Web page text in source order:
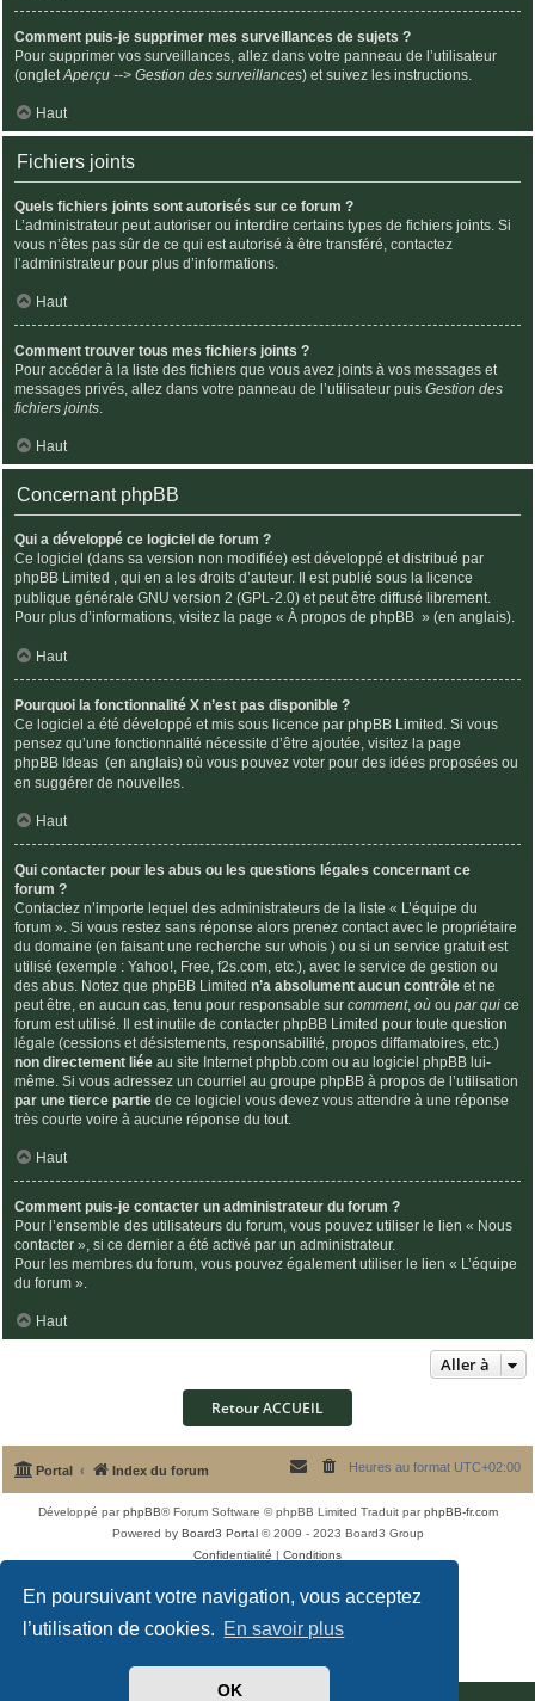
En poursuivant votre navigation, vous acceptez
l’utilisation de cookies. En savoir plus
OK
Comment puis-je supprimer mes surveillances de sujets ?
Pour supprimer vos surveillances, allez dans votre panneau de l’utilisateur
(ongletAperçu --> Gestion des surveillances) et suivez les instructions.
Haut
Fichiers joints
Quels fichiers joints sont autorisés sur ce forum ?
L’administrateur peut autoriser ou interdire certains types de fichiers joints. Si
vous n’êtes pas sûr de ce qui est autorisé à être transféré, contactez
l’administrateur pour plus d’informations.
Haut
Comment trouver tous mes fichiers joints ?
Pour accéder à la liste des fichiers que vous avez joints à vos messages et
messages privés, allez dans votre panneau de l’utilisateur puis Gestion des
fichiers joints.
Haut
Concernant phpBB
Qui a développé ce logiciel de forum ?
Ce logiciel (dans sa version non modifiée) est développé et distribué par
phpBB Limited , qui en a les droits d’auteur. Il est publié sous la licence
publique générale GNU version 2 (GPL-2.0) et peut être diffusé librement.
Pour plus d’informations, visitez la page « À propos de phpBB » (en anglais).
Haut
Pourquoi la fonctionnalité X n’est pas disponible ?
Ce logiciel a été développé et mis sous licence par phpBB Limited. Si vous
pensez qu’une fonctionnalité nécessite d’être ajoutée, visitez la page
phpBB Ideas (en anglais) où vous pouvez voter pour des idées proposées ou
en suggérer de nouvelles.
Haut
Qui contacter pour les abus ou les questions légales concernant ce
forum ?
Contactez n’importe lequel des administrateurs de la liste « L’équipe du
forum ». Si vous restez sans réponse alors prenez contact avec le propriétaire
du domaine (en faisant une recherche sur whois ) ou si un service gratuit est
utilisé (exemple : Yahoo!, Free, f2s.com, etc.), avec le service de gestion ou
des abus. Notez que phpBB Limited n’a absolument aucun contrôle et ne
peut être, en aucun cas, tenu pour responsable sur comment, où ou par qui ce
forum est utilisé. Il est inutile de contacter phpBB Limited pour toute question
légale (cessions et désistements, responsabilité, propos diffamatoires, etc.)
non directement liée au site Internet phpbb.com ou au logiciel phpBB lui-
même. Si vous adressez un courriel au groupe phpBB à propos de l’utilisation
par une tierce partie de ce logiciel vous devez vous attendre à une réponse
très courte voire à aucune réponse du tout.
Haut
Comment puis-je contacter un administrateur du forum ?
Pour l’ensemble des utilisateurs du forum, vous pouvez utiliser le lien « Nous
contacter », si ce dernier a été activé par un administrateur.
Pour les membres du forum, vous pouvez également utiliser le lien « L’équipe
du forum ».
Haut
Aller à
Retour ACCUEIL
Portal Index du forum Heures au format UTC+02:00
Développé parphpBB® Forum Software © phpBB Limited Traduit parphpBB-fr.com
Powered by Board3 Portal© 2009 - 2023 Board3 Group
Confidentialité | Conditions